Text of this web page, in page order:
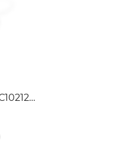
Серьги Золото красное С10212451